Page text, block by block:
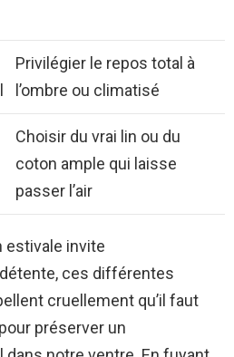
Privilégier le repos total à
l’ombre ou climatisé
Choisir du vrai lin ou du
coton ample qui laisse
passer l’air
estivale invite
ces différentes
cruellement qu’il faut
préserver un